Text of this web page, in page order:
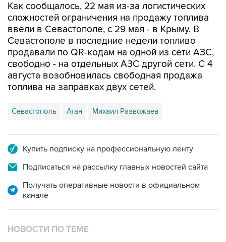
Как сообщалось, 22 мая из-за логистических
сложностей ограничения на продажу топлива
ввели в Севастополе, с 29 мая - в Крыму. В
Севастополе в последние недели топливо
продавали по QR-кодам на одной из сети АЗС,
свободно - на отдельных АЗС другой сети. С 4
августа возобновилась свободная продажа
топлива на заправках двух сетей.
Севастополь Атан Михаил Развожаев
Купить подписку на профессиональную ленту
Подписаться на рассылку главных новостей сайта
Получать оперативные новости в официальном
канале
НОВОСТИ ПО ТЕМЕ